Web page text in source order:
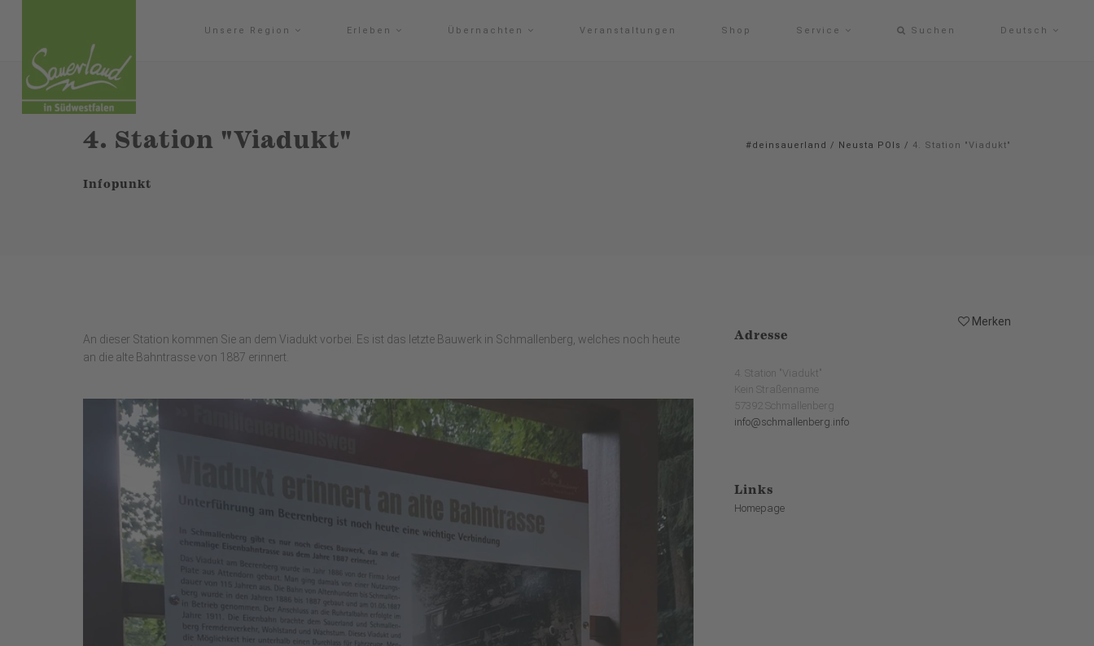
Unsere Region Erleben Übernachten Veranstaltungen Shop Service Suchen Deutsch
4. Station "Viadukt"
Infopunkt
#deinsauerland / Neusta POIs / 4. Station "Viadukt"
Merken
An dieser Station kommen Sie an dem Viadukt vorbei. Es ist das letzte Bauwerk in Schmallenberg, welches noch heute
an die alte Bahntrasse von 1887 erinnert.
Adresse
4. Station "Viadukt"
Kein Straßenname
57392 Schmallenberg
info@schmallenberg.info
Links
Homepage